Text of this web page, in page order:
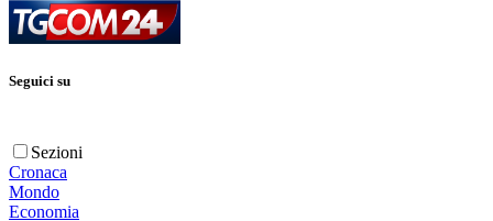
Seguici su
Sezioni
Cronaca
Mondo
Economia